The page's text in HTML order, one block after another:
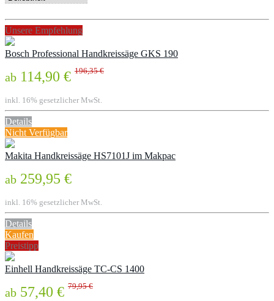
Unsere Empfehlung
Bosch Professional Handkreissäge GKS 190
ab 114,90 € 196,35 €
inkl. 16% gesetzlicher MwSt.
Details
Nicht Verfügbar
Makita Handkreissäge HS7101J im Makpac
ab 259,95 €
inkl. 16% gesetzlicher MwSt.
Details
Kaufen
Preistipp
Einhell Handkreissäge TC-CS 1400
ab 57,40 € 79,95 €